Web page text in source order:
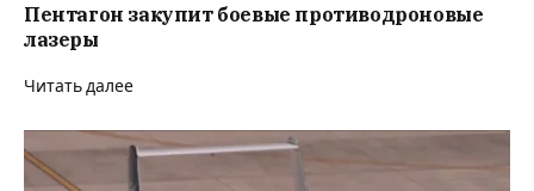
Пентагон закупит боевые противодроновые
лазеры
Читать далее